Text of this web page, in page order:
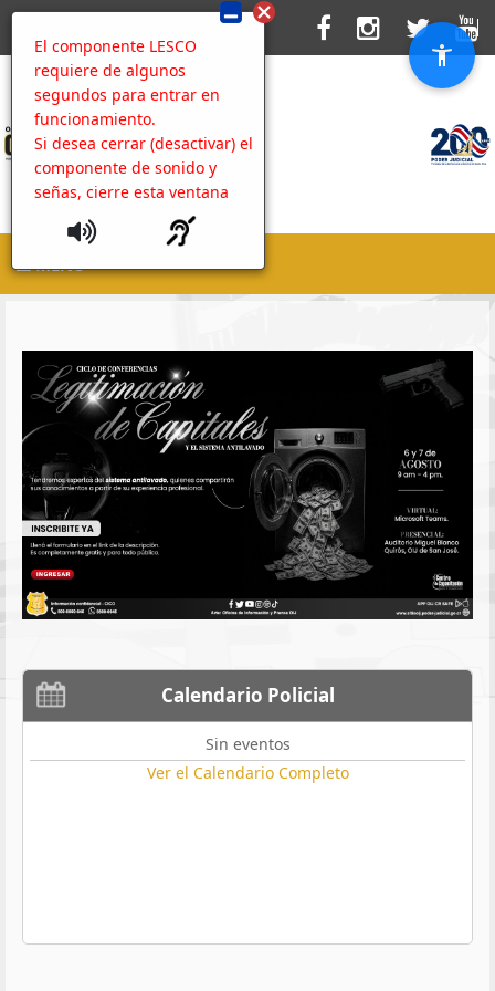
El componente LESCO
requiere de algunos
segundos para entrar en
funcionamiento.
Si desea cerrar (desactivar) el
componente de sonido y
señas, cierre esta ventana
MENU
Calendario Policial
Sin eventos
Ver el Calendario Completo